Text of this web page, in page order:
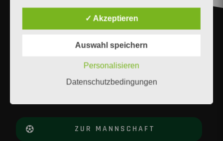
MANNSCHAFT
Mannschaft
ZUR MANNSCHAFT
✓ Akzeptieren
Auswahl speichern
Personalisieren
Datenschutzbedingungen